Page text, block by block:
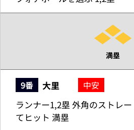
満塁
9番 大里 中安
ランナー1,2塁 外角のストレ
てヒット 満塁